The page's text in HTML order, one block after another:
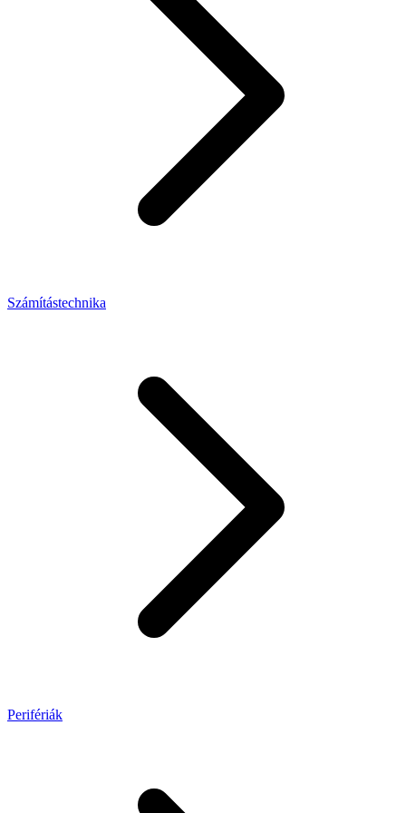
Számítástechnika
Perifériák